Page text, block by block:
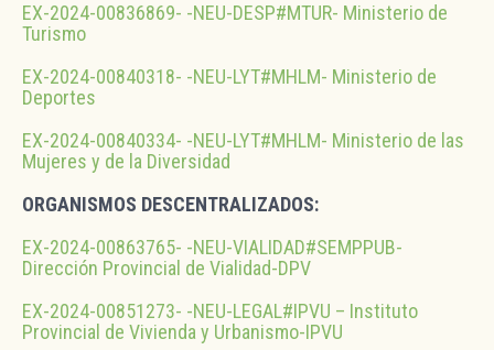
EX-2024-00836869- -NEU-DESP#MTUR- Ministerio de
Turismo
EX-2024-00840318- -NEU-LYT#MHLM- Ministerio de
Deportes
EX-2024-00840334- -NEU-LYT#MHLM- Ministerio de las
Mujeres y de la Diversidad
ORGANISMOS DESCENTRALIZADOS:
EX-2024-00863765- -NEU-VIALIDAD#SEMPPUB-
Dirección Provincial de Vialidad-DPV
EX-2024-00851273- -NEU-LEGAL#IPVU – Instituto
Provincial de Vivienda y Urbanismo-IPVU